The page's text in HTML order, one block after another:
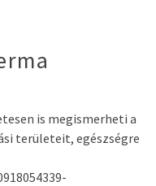
is megismerheti a
területeit, egészségre